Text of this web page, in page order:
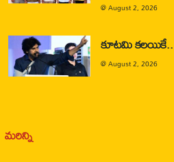
@August 2, 2026
కూటమి కలయికే..
@August 2, 2026
మరిన్ని